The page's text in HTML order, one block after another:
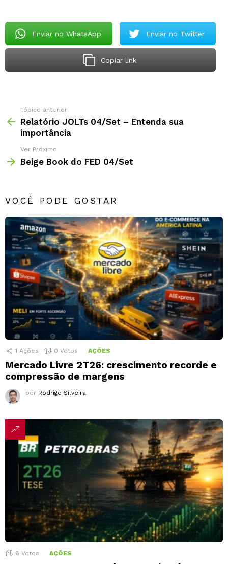
Enviar no WhatsApp Enviar no Twitter
Copiar link
Tópico anterior
Relatório JOLTs 04/Set – Entenda sua
importância
Ver Próximo
Beige Book do FED 04/Set
VOCÊ PODE GOSTAR
1 Ações 0 Votos AÇÕES
Mercado Livre 2T26: crescimento recorde e
compressão de margens
por Rodrigo Silveira
6 Votos AÇÕES